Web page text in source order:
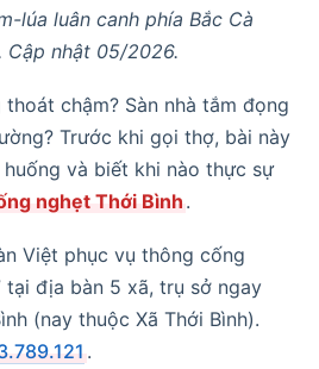
lúa luân canh phía Bắc Cà
Cập nhật 05/2026.
chậm? Sàn nhà tắm đọng
Trước khi gọi thợ, bài này
và biết khi nào thực sự
nghẹt Thới Bình.
Việt phục vụ thông cống
tại địa bàn 5 xã, trụ sở ngay
(nay thuộc Xã Thới Bình).
.